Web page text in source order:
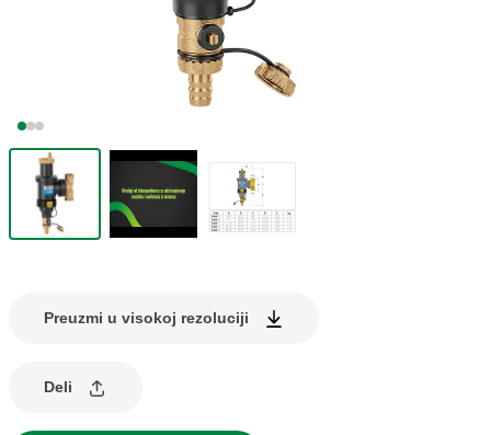
Preuzmi u visokoj rezoluciji
Deli